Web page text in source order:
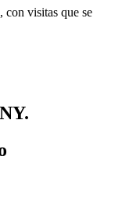
con visitas que se